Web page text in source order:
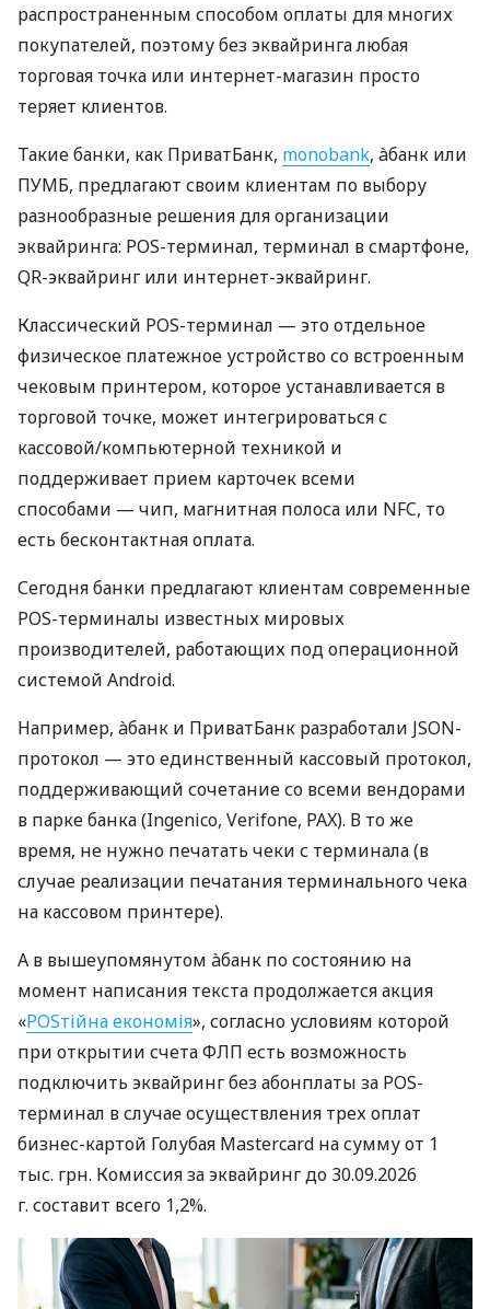
распространенным способом оплаты для многих
покупателей, поэтому без эквайринга любая
торговая точка или интернет-магазин просто
теряет клиентов.
Такие банки, как ПриватБанк, monobank, àбанк или
ПУМБ, предлагают своим клиентам по выбору
разнообразные решения для организации
эквайринга: POS-терминал, терминал в смартфоне,
QR-эквайринг или интернет-эквайринг.
Классический POS-терминал — это отдельное
физическое платежное устройство со встроенным
чековым принтером, которое устанавливается в
торговой точке, может интегрироваться с
кассовой/компьютерной техникой и
поддерживает прием карточек всеми
способами — чип, магнитная полоса или NFC, то
есть бесконтактная оплата.
Сегодня банки предлагают клиентам современные
POS-терминалы известных мировых
производителей, работающих под операционной
системой Android.
Например, àбанк и ПриватБанк разработали JSON-
протокол — это единственный кассовый протокол,
поддерживающий сочетание со всеми вендорами
в парке банка (Ingenico, Verifone, PAX). В то же
время, не нужно печатать чеки с терминала (в
случае реализации печатания терминального чека
на кассовом принтере).
А в вышеупомянутом àбанк по состоянию на
момент написания текста продолжается акция
«POSтійна економія», согласно условиям которой
при открытии счета ФЛП есть возможность
подключить эквайринг без абонплаты за POS-
терминал в случае осуществления трех оплат
бизнес-картой Голубая Mastercard на сумму от 1
тыс. грн. Комиссия за эквайринг до 30.09.2026
г. составит всего 1,2%.